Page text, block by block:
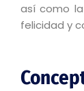
así como
felicidad y